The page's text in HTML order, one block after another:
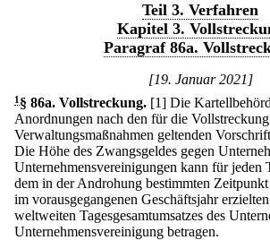
Teil 3. Verfahren
Kapitel 3.
Paragraf 86a.
[19. Januar 2021]
1 § 86a. Vollstreckung. [1] Die
Anordnungen nach den für die
Verwaltungsmaßnahmen geltenden
Die Höhe des Zwangsgeldes gegen
Unternehmensvereinigungen kann für jeden
dem in der Androhung bestimmten
im vorausgegangenen Geschäftsjahr
weltweiten Tagesgesamtumsatzes des
Unternehmensvereinigung betragen.